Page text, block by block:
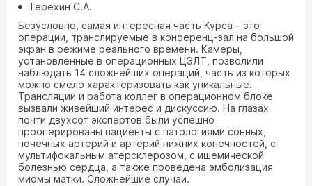
Терехин С.А.
Безусловно, самая интересная часть Курса – это
операции, транслируемые в конференц-зал на большой
экран в режиме реального времени. Камеры,
установленные в операционных ЦЭЛТ, позволили
наблюдать 14 сложнейших операций, часть из которых
можно смело характеризовать как уникальные.
Трансляции и работа коллег в операционном блоке
вызвали живейший интерес и дискуссию. На глазах
почти двухсот экспертов были успешно
прооперированы пациенты с патологиями сонных,
почечных артерий и артерий нижних конечностей, с
мультифокальным атерсклерозом, с ишемической
болезнью сердца, а также проведена эмболизация
миомы матки. Сложнейшие случаи.